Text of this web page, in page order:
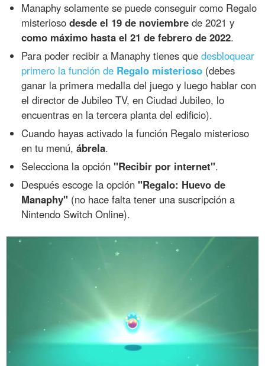
Manaphy solamente se puede conseguir como Regalo
misteriosodesde el 19 de noviembre de 2021 y
como máximo hasta el 21 de febrero de 2022.
Para poder recibir a Manaphy tienes quedesbloquear
primero la función de Regalo misterioso (debes
ganar la primera medalla del juego y luego hablar con
el director de Jubileo TV, en Ciudad Jubileo, lo
encuentras en la tercera planta del edificio).
Cuando hayas activado la función Regalo misterioso
en tu menú,ábrela.
Selecciona la opción"Recibir por internet".
Después escoge la opción"Regalo: Huevo de
Manaphy" (no hace falta tener una suscripción a
Nintendo Switch Online).